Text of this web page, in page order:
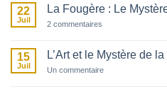
de
Sorcière
et
Talismans
de
22
Juil
La Fougère : Le
2 commentaires
:
Le
Mystère
15
Juil
L’Art et le Mystère de
Un commentairesur